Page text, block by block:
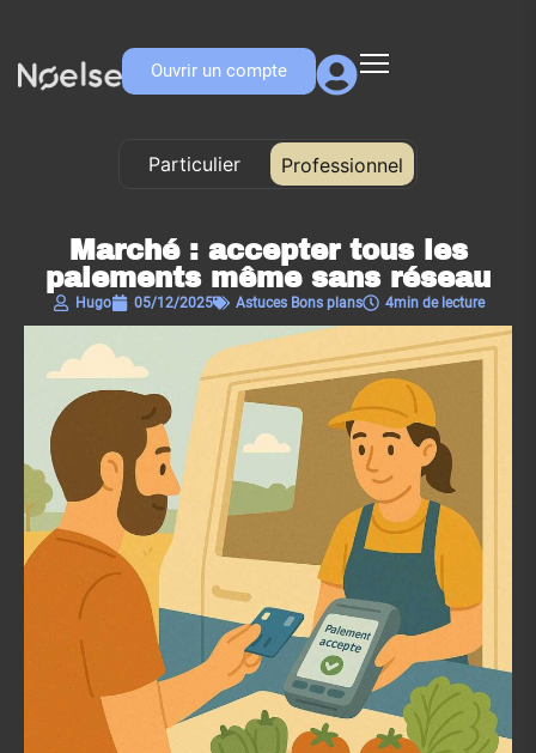
Ouvrir un compte
Particulier Professionnel
Professionnel
Marché : accepter tous les
paiements même sans réseau
Hugo 05/12/2025 Astuces​ Bons plans​ 4min de lecture